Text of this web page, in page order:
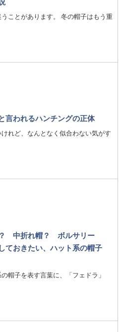
ことがあります。 冬の帽子はもう重
言われるハンチングの正体
れど、なんとなく似合わない気がす
中折れ帽？ ボルサリー
おきたい、ハット系の帽子
帽子を表す言葉に、「フェドラ」